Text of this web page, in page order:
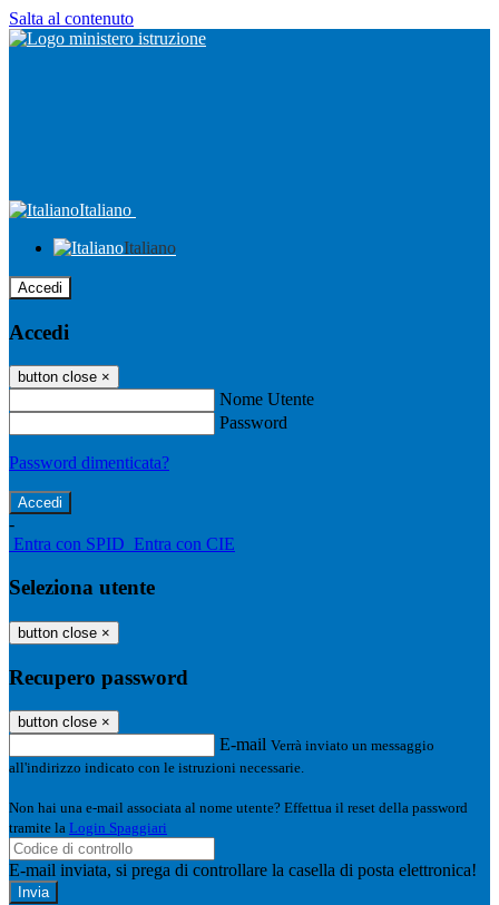
Salta al contenuto
Italiano
Italiano
Accedi
Accedi
button close ×
Nome Utente
Password
Password dimenticata?
-
Entra con SPID Entra con CIE
Seleziona utente
button close ×
Recupero password
button close ×
E-mail Verrà inviato un messaggio
all'indirizzo indicato con le istruzioni necessarie.
Non hai una e-mail associata al nome utente? Effettua il reset della password
tramite la Login Spaggiari
E-mail inviata, si prega di controllare la casella di posta elettronica!